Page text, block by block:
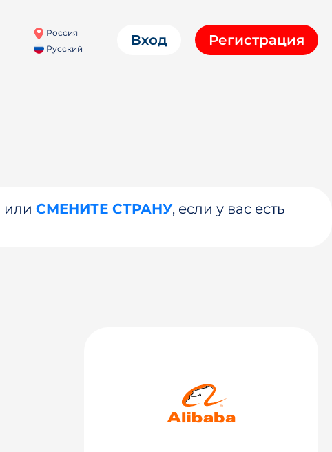
Россия
Русский
Вход Регистрация
или СМЕНИТЕ СТРАНУ, если у вас есть